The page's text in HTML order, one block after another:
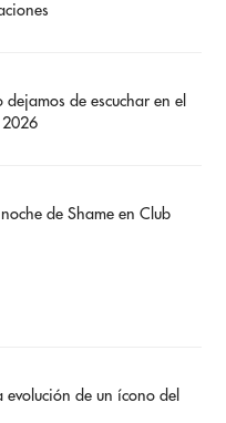
dejamos de escuchar en el
2026
de Shame en Club
de un ícono del